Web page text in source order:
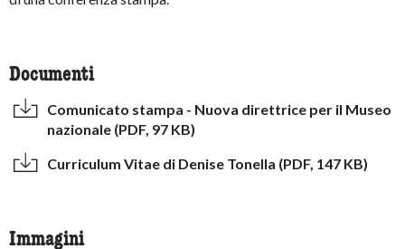
Documenti
Comunicato stampa - Nuova direttrice per il Museo
nazionale (PDF, 97 KB)
Curriculum Vitae di Denise Tonella (PDF, 147 KB)
Immagini